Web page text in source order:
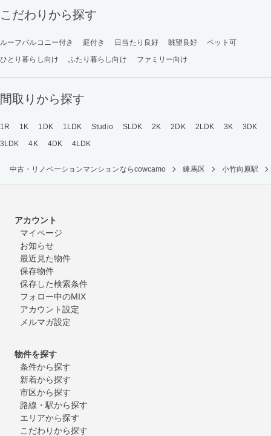
こだわりから探す
ルーフバルコニー付き 庭付き 日当たり良好 眺望良好
ペット可
ひとり暮らし向け
ふたり暮らし向け ファミリー向け
間取りから探す
1R 1K 1DK 1LDK Studio SLDK 2K 2DK 2LDK 3K
3DK
3LDK
4K 4DK 4LDK
中古・リノベーションマンションならcowcamo 練馬区 小竹向原駅
アカウント
マイページ
お知らせ
最近見た物件
保存物件
保存した検索条件
フォロー中のMIX
アカウント設定
メルマガ設定
物件を探す
条件から探す
新着から探す
市区から探す
路線・駅から探す
エリアから探す
こだわりから探す